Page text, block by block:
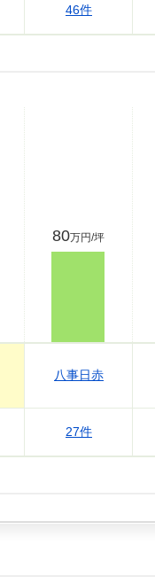
46件
80万円/坪
八事日赤
27件